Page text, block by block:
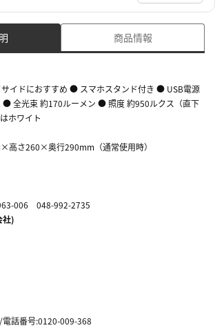
商品情報
イドにおすすめ ● スマホスタンド付き ● USB電源
全光束 約170ルーメン ● 照度 約950ルクス（直下
ホワイト
高さ260×奥行290mm（通常使用時）
006 048-992-2735
社)
話番号:0120-009-368